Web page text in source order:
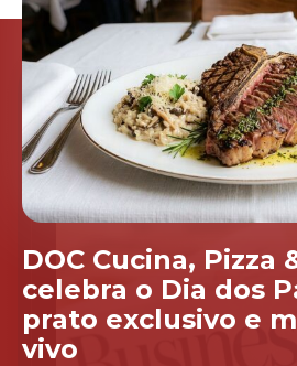
DOC Cucina, Pizza
celebra o Dia dos
prato exclusivo e
vivo